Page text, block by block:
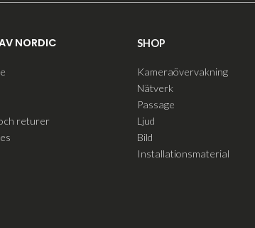
NORDIC
returer
SHOP
Kameraövervakning
Nätverk
Passage
Ljud
Bild
Installationsmaterial